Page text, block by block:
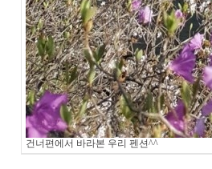
건너편에서 바라본 우리 펜션^^